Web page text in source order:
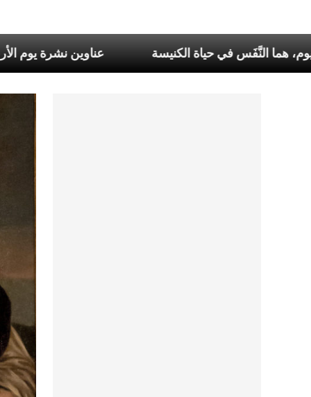
في كلّ أسبوع وكلّ يوم، هما النَّفَس في حياة الكنيسة